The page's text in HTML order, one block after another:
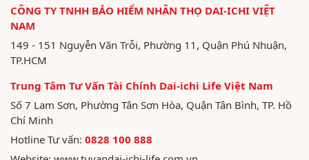
CÔNG TY TNHH BẢO HIỂM NHÂN THỌ DAI-ICHI VIỆT
NAM
149 - 151 Nguyễn Văn Trỗi, Phường 11, Quận Phú Nhuận,
TP.HCM
Trung Tâm Tư Vấn Tài Chính Dai-ichi Life Việt Nam
Số 7 Lam Sơn, Phường Tân Sơn Hòa, Quận Tân Bình, TP. Hồ
Chí Minh
Hotline Tư vấn: 0828 100 888